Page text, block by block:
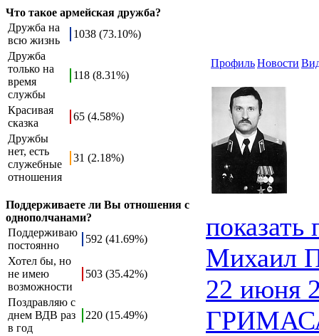
Что такое армейская дружба?
Дружба на
всю жизнь
1038 (73.10%)
Дружба
только на
время
службы
118 (8.31%)
Красивая
сказка
65 (4.58%)
Дружбы
нет, есть
служебные
отношения
31 (2.18%)
Поддерживаете ли Вы отношения с
однополчанами?
Поддерживаю
постоянно
592 (41.69%)
Хотел бы, но
не имею
возможности
503 (35.42%)
Поздравляю с
днем ВДВ раз
в год
220 (15.49%)
ПрофильНовости
Михаил
22 июня